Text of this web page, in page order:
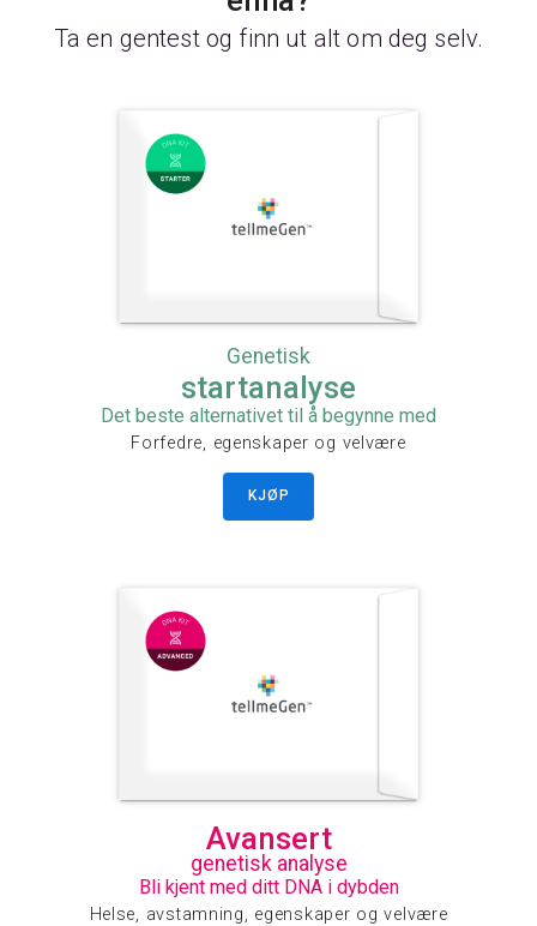
Ta en gentest og finn ut alt om deg selv.
Genetisk
startanalyse
Det beste alternativet til å begynne med
Forfedre, egenskaper og velvære
KJØP
Avansert
genetisk analyse
Bli kjent med ditt DNA i dybden
Helse, avstamning, egenskaper og velvære